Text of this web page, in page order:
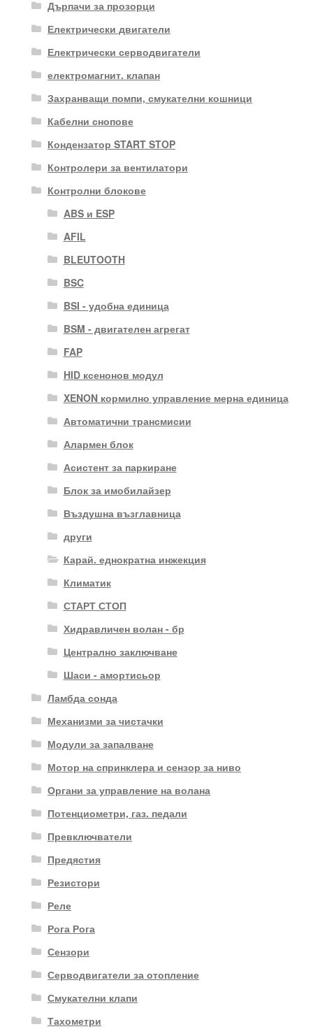
Дърпачи за прозорци
Електрически двигатели
Електрически серводвигатели
електромагнит. клапан
Захранващи помпи, смукателни кошници
Кабелни снопове
Кондензатор START STOP
Контролери за вентилатори
Контролни блокове
ABS и ESP
AFIL
BLEUTOOTH
BSC
BSI - удобна единица
BSM - двигателен агрегат
FAP
HID ксенонов модул
XENON кормилно управление мерна единица
Автоматични трансмисии
Алармен блок
Асистент за паркиране
Блок за имобилайзер
Въздушна възглавница
други
Карай. еднократна инжекция
Климатик
СТАРТ СТОП
Хидравличен волан - бр
Централно заключване
Шаси - амортисьор
Ламбда сонда
Механизми за чистачки
Модули за запалване
Мотор на спринклера и сензор за ниво
Органи за управление на волана
Потенциометри, газ. педали
Превключватели
Предястия
Резистори
Реле
Рога Рога
Сензори
Серводвигатели за отопление
Смукателни клапи
Тахометри